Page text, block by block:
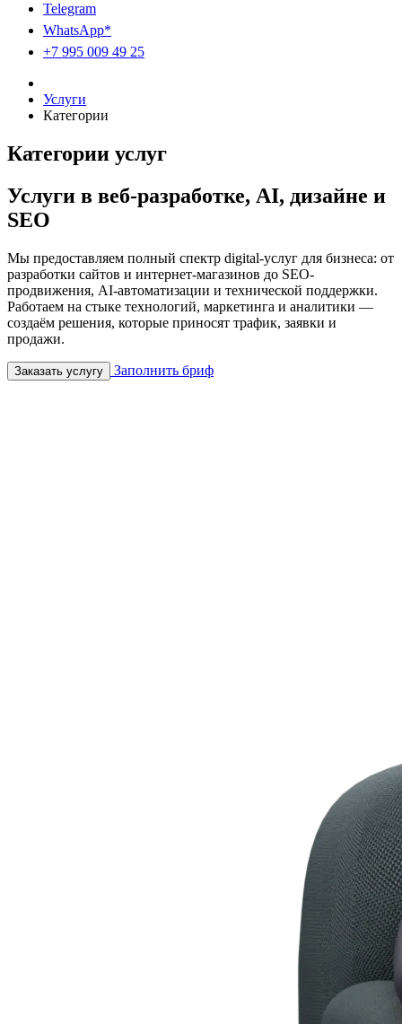
Telegram
WhatsApp*
+7 995 009 49 25
Услуги
Категории
Категории услуг
Услуги в веб-разработке, AI, дизайне и
SEO
Мы предоставляем полный спектр digital-услуг для бизнеса: от
разработки сайтов и интернет-магазинов до SEO-
продвижения, AI-автоматизации и технической поддержки.
Работаем на стыке технологий, маркетинга и аналитики —
создаём решения, которые приносят трафик, заявки и
продажи.
Заказать услугу Заполнить бриф